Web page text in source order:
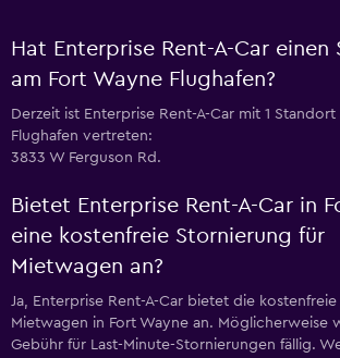
Hat Enterprise Rent-A-Car einen
am Fort Wayne Flughafen?
Derzeit ist Enterprise Rent-A-Car mit 1
Flughafen vertreten:
3833 W Ferguson Rd.
Bietet Enterprise Rent-A-Car in
eine kostenfreie Stornierung für
Mietwagen an?
Ja, Enterprise Rent-A-Car bietet die
Mietwagen in Fort Wayne an. Möglicherweise
Gebühr für Last-Minute-Stornierungen fällig.